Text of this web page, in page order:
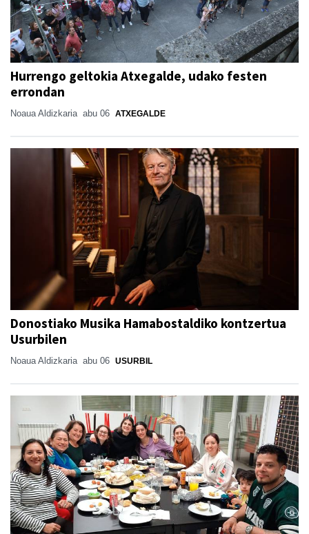
Hurrengo geltokia Atxegalde, udako festen
errondan
Noaua Aldizkaria abu 06 ATXEGALDE
Donostiako Musika Hamabostaldiko kontzertua
Usurbilen
Noaua Aldizkaria abu 06 USURBIL